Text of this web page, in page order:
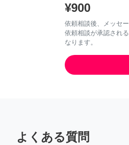
¥900
依頼相談後、メッセ
依頼相談が承認され
なります。
よくある質問